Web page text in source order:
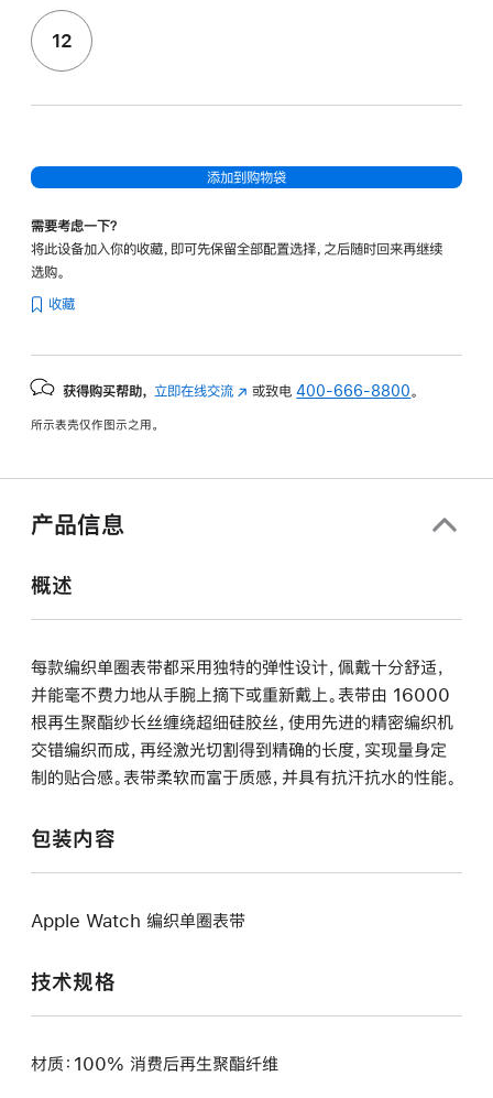
12
添加到购物袋
需要考虑一下？
将此设备加入你的收藏，即可先保留全部配置选择，之后随时回来再继续
选购。
收藏
获得购买帮助， 立即在线交流 (在
中
或致电400-666-8800 。
所示表壳仅作图示之用。
产品信息
概述
每款编织单圈表带都采用独特的弹性设计，佩戴十分舒适，
并能毫不费力地从手腕上摘下或重新戴上。表带由 16000
根再生聚酯纱长丝缠绕超细硅胶丝，使用先进的精密编织机
交错编织而成，再经激光切割得到精确的长度，实现量身定
制的贴合感。表带柔软而富于质感，并具有抗汗抗水的性能。
包装内容
Apple Watch 编织单圈表带
技术规格
材质：100% 消费后再生聚酯纤维